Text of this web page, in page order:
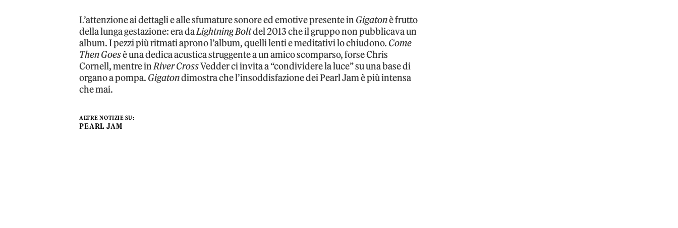
L’attenzione ai dettagli e alle sfumature sonore ed emotive presente in Gigatonè frutto
della lunga gestazione: era daLightning Boltdel 2013 che il gruppo non pubblicava un
album. I pezzi più ritmati aprono l’album, quelli lenti e meditativi lo chiudono. Come
Then Goesè una dedica acustica struggente a un amico scomparso, forse Chris
Cornell, mentre inRiver CrossVedder ci invita a “condividere la luce” su una base di
organo a pompa. Gigatondimostra che l’insoddisfazione dei Pearl Jam è più intensa
che mai.
ALTRE NOTIZIE SU:
PEARL JAM